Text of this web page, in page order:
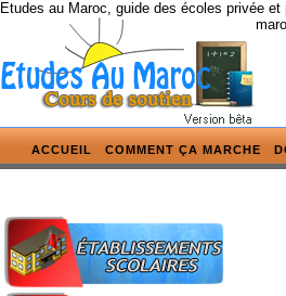
Etudes au Maroc, guide des écoles privée
ACCUEIL COMMENT ÇA MARCHE